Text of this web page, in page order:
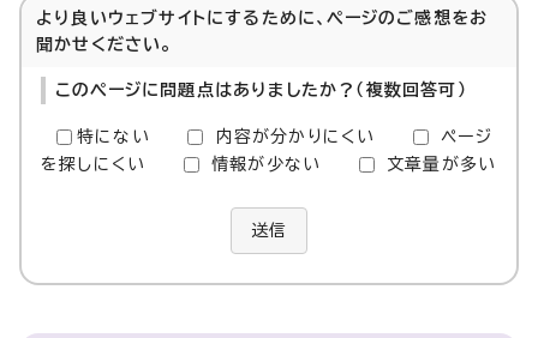
より良いウェブサイトにするために、ページのご感想をお
聞かせください。
このページに問題点はありましたか？（複数回答可）
特にない 内容が分かりにくい
ページ
を探しにくい
情報が少ない 文章量が多い
送信